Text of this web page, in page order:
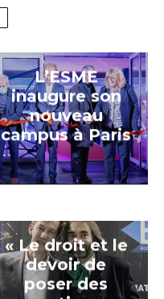
L’ESME
inaugure son
nouveau
campus à Paris
« Le droit et le
devoir de
poser des